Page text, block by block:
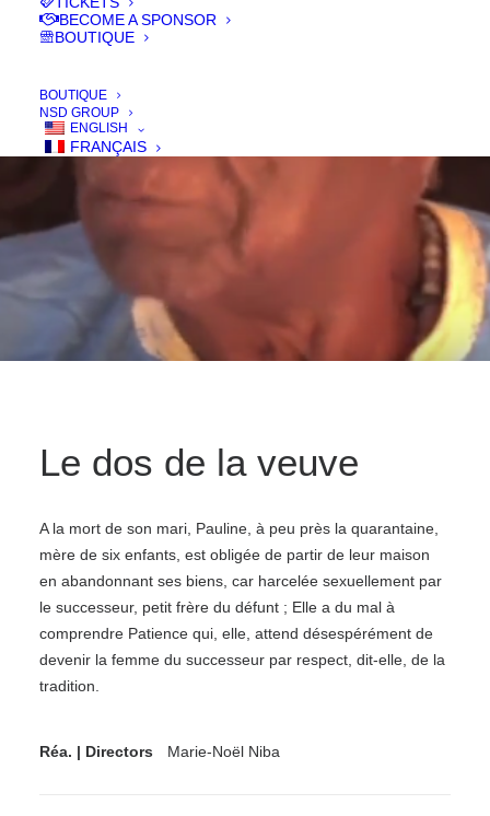
BECOME A SPONSOR
BOUTIQUE
BOUTIQUE
NSD GROUP
ENGLISH
FRANÇAIS
IN
Le dos de la veuve
A la mort de son mari, Pauline, à peu près la quarantaine,
mère de six enfants, est obligée de partir de leur maison
en abandonnant ses biens, car harcelée sexuellement par
le successeur, petit frère du défunt ; Elle a du mal à
comprendre Patience qui, elle, attend désespérément de
devenir la femme du successeur par respect, dit-elle, de la
tradition.
Réa. | Directors Marie-Noël Niba